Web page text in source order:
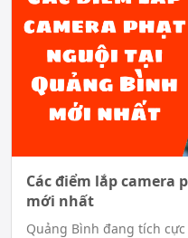
Các điểm lắp camera
mới nhất
Quảng Bình đang tích